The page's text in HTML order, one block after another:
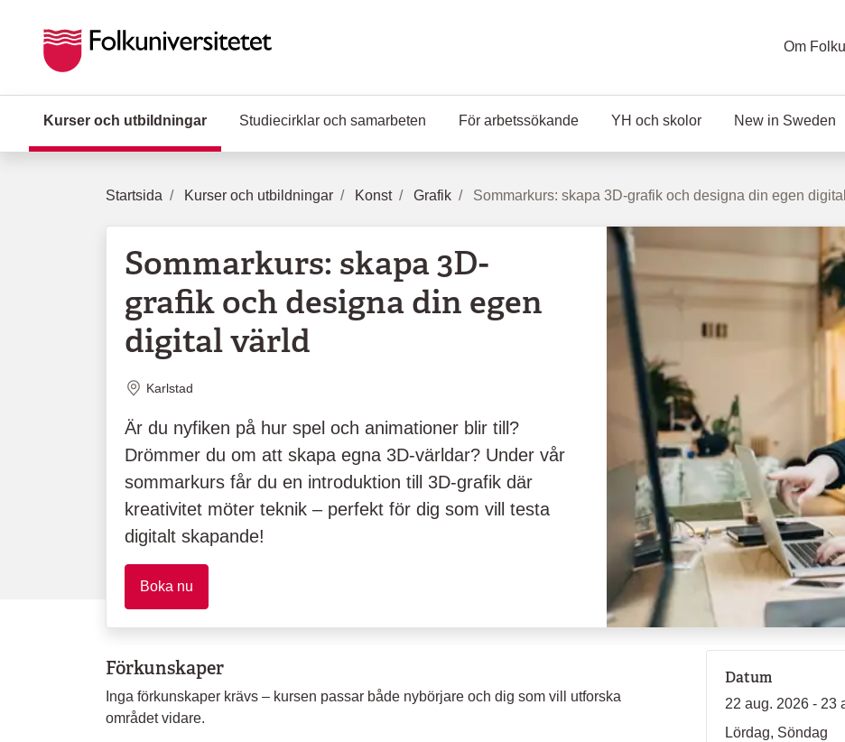
Om
Kurser och utbildningar (Aktuell sida)
Studiecirklar och samarbeten För arbetssökande YH och skolor New in Sweden
Startsida Kurser och utbildningar Konst Grafik Sommarkurs: skapa 3D-grafik och designa din egen
Sommarkurs: skapa 3D-
grafik och designa din egen
digital värld
Plats
Karlstad
Är du nyfiken på hur spel och animationer blir till?
Drömmer du om att skapa egna 3D-världar? Under vår
sommarkurs får du en introduktion till 3D-grafik där
kreativitet möter teknik – perfekt för dig som vill testa
digitalt skapande!
Boka nu
Förkunskaper
Inga förkunskaper krävs – kursen passar både nybörjare och dig som vill utforska
området vidare.
Datum
22 aug. 2026 - 23
Lördag, Söndag